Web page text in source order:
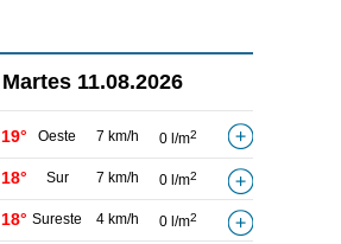
Martes 11.08.2026
19° Oeste 7 km/h 0 l/m2
18° Sur 7 km/h 0 l/m2
18° Sureste 4 km/h 0 l/m2